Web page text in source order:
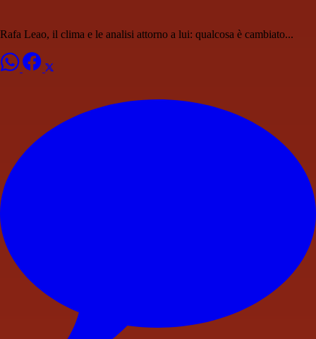
Rafa Leao, il clima e le analisi attorno a lui: qualcosa è cambiato...